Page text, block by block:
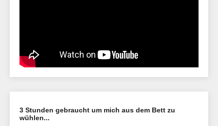
3 Stunden gebraucht um mich aus dem Bett zu
wühlen...